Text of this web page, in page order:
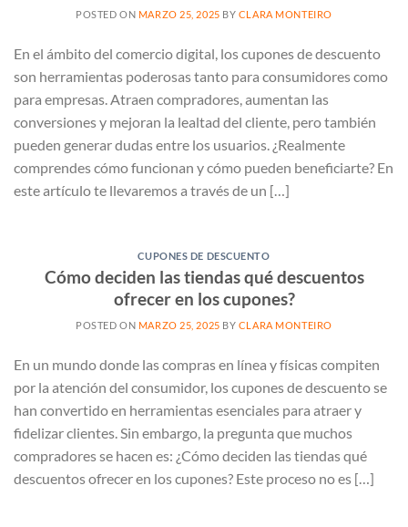
POSTED ON MARZO 25, 2025 BY CLARA MONTEIRO
En el ámbito del comercio digital, los cupones de descuento
son herramientas poderosas tanto para consumidores como
para empresas. Atraen compradores, aumentan las
conversiones y mejoran la lealtad del cliente, pero también
pueden generar dudas entre los usuarios. ¿Realmente
comprendes cómo funcionan y cómo pueden beneficiarte? En
este artículo te llevaremos a través de un […]
CUPONES DE DESCUENTO
Cómo deciden las tiendas qué descuentos
ofrecer en los cupones?
POSTED ON MARZO 25, 2025 BY CLARA MONTEIRO
En un mundo donde las compras en línea y físicas compiten
por la atención del consumidor, los cupones de descuento se
han convertido en herramientas esenciales para atraer y
fidelizar clientes. Sin embargo, la pregunta que muchos
compradores se hacen es: ¿Cómo deciden las tiendas qué
descuentos ofrecer en los cupones? Este proceso no es […]